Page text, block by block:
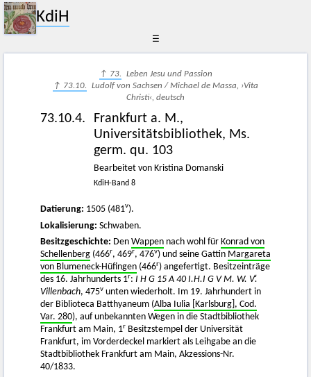
KdiH
☰
↑ 73. Leben Jesu und Passion
↑ 73.10. Ludolf von Sachsen / Michael de Massa, ›Vita
Christi‹, deutsch
73.10.4.
Frankfurt a. M.,
Universitätsbibliothek, Ms.
germ. qu. 103
Bearbeitet von Kristina Domanski
KdiH-Band 8
Datierung: 1505 (481v).
Lokalisierung: Schwaben.
Besitzgeschichte: Den Wappen nach wohl für Konrad von
Schellenberg (466r, 469r, 476v) und seine Gattin Margareta
von Blumeneck-Hüfingen (466r) angefertigt. Besitzeinträge
des 16. Jahrhunderts 1r: I H G 15 A 40 I.H.I G V M. W. Vͧ.
Villenbach, 475v unten wiederholt. Im 19. Jahrhundert in
der Biblioteca Batthyaneum (Alba Iulia [Karlsburg], Cod.
Var. 280), auf unbekannten Wegen in die Stadtbibliothek
Frankfurt am Main, 1r Besitzstempel der Universität
Frankfurt, im Vorderdeckel markiert als Leihgabe an die
Stadtbibliothek Frankfurt am Main, Akzessions-Nr.
40/1833.